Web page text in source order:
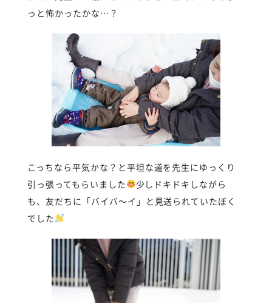
っと怖かったかな…？
こっちなら平気かな？と平坦な道を先生にゆっくり
引っ張ってもらいました
少しドキドキしながら
も、友だちに「バイバ〜イ」と見送られていたぼく
でした